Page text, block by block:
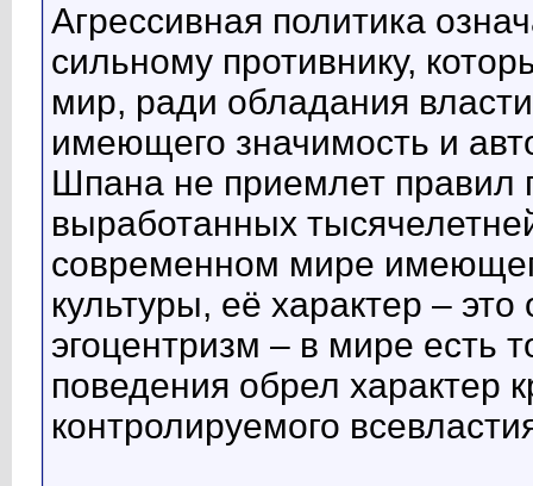
Агрессивная политика
сильному противнику,
мир, ради обладания
имеющего значимость и
Шпана не приемлет правил
выработанных
современном мире
культуры, её характер –
эгоцентризм – в мире есть
поведения обрел характер
контролируемого